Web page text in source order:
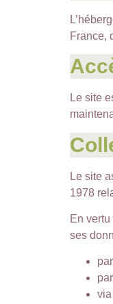
France,
Le site
Le site
1978
En
ses